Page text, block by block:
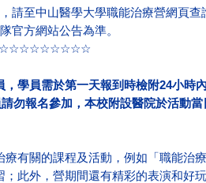
請至中山醫學大學職能治療營網頁查
官方網站公告為準。
學員需於第一天報到時檢附24小時
勿報名參加，本校附設醫院於活動當
有關的課程及活動，例如「職能治
此外，營期間還有精彩的表演和好